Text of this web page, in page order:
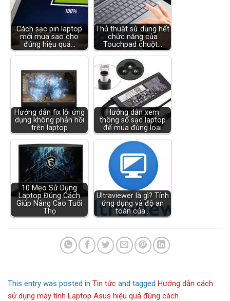
Cách sạc pin laptop
mới mua sao cho
đúng hiệu quả…
Thủ thuật sử dụng hết
chức năng của
Touchpad chuột…
Hướng dẫn fix lỗi ứng
dụng không phản hồi
trên laptop
Hướng dẫn xem
thông số sạc laptop
để mua đúng loại
10 Mẹo Sử Dụng
Laptop Đúng Cách
Giúp Nâng Cao Tuổi
Thọ
Ultraviewer là gì? Tính
ứng dụng và độ an
toàn của…
This entry was posted in Tin tức and tagged Hướng dẫn cách
sử dụng máy tính Laptop Asus hiệu quả đúng cách.